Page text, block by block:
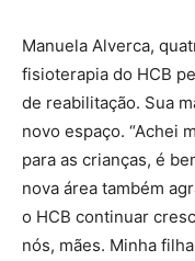
Manuela Alverca,
fisioterapia do HCB
de reabilitação. Sua
novo espaço. “Achei
para as crianças, é
nova área também
o HCB continuar
nós, mães. Minha